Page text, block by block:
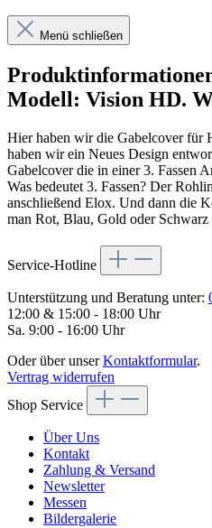
Menü schließen
Modell: Vision HD.
Hier haben wir die Gabelcover für
haben wir ein Neues Design
Gabelcover die in einer 3. Fassen
Was bedeutet 3. Fassen? Der
anschließend Elox. Und dann die
man Rot, Blau, Gold oder Schwarz
Service-Hotline
Unterstützung und Beratung unter:
12:00 & 15:00 - 18:00 Uhr
Sa. 9:00 - 16:00 Uhr
Oder über unserKontaktformular.
Vertrag widerrufen
Shop Service
Über Uns
Kontakt
Zahlung & Versand
Newsletter
Messen
Bildergalerie